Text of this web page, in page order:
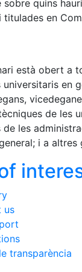
sobre quins
en
està obert a
universitaris en
de les
de les
i a altres
us
transparència